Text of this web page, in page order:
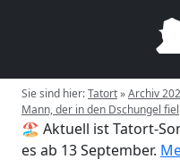
Sie sind hier:Tatort»Archiv
Mann, der in den Dschungel fiel
🏖️ Aktuell ist Tatort-
es ab 13 September.